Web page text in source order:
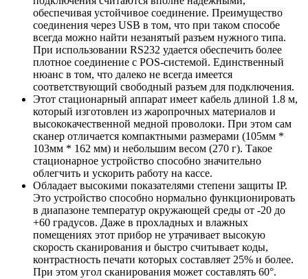
обеспечивая устойчивое соединение. Преимущество
соединения через USB в том, что при таком способе
всегда можно найти незанятый разъем нужного типа.
При использовании RS232 удается обеспечить более
плотное соединение с POS-системой. Единственный
нюанс в том, что далеко не всегда имеется
соответствующий свободный разъем для подключения.
Этот стационарный аппарат имеет кабель длиной 1.8 м,
который изготовлен из жаропрочных материалов и
высококачественной медной проволоки. При этом сам
сканер отличается компактными размерами (105мм *
103мм * 162 мм) и небольшим весом (270 г). Такое
стационарное устройство способно значительно
облегчить и ускорить работу на кассе.
Обладает высокими показателями степени защиты IP.
Это устройство способно нормально функционировать
в диапазоне температур окружающей среды от -20 до
+60 градусов. Даже в прохладных и влажных
помещениях этот прибор не утрачивает высокую
скорость сканирования и быстро считывает коды,
контрастность печати которых составляет 25% и более.
При этом угол сканирования может составлять 60°.